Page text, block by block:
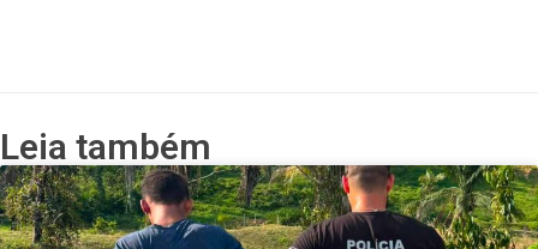
Leia também